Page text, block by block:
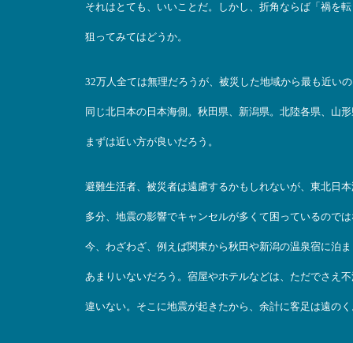
それはとても、いいことだ。しかし、折角ならば「禍を
狙ってみてはどうか。
32万人全ては無理だろうが、被災した地域から最も近い
同じ北日本の日本海側。秋田県、新潟県。北陸各県、山
まずは近い方が良いだろう。
避難生活者、被災者は遠慮するかもしれないが、東北日
多分、地震の影響でキャンセルが多くて困っているので
今、わざわざ、例えば関東から秋田や新潟の温泉宿に泊
あまりいないだろう。宿屋やホテルなどは、ただでさえ
違いない。そこに地震が起きたから、余計に客足は遠のく